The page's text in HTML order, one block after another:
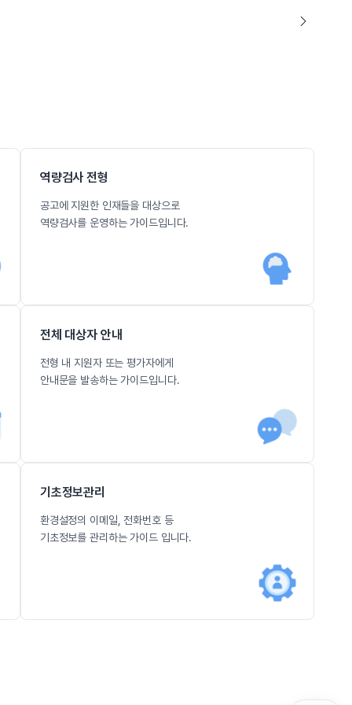
역량검사 전형
공고에 지원한 인재들을 대상으로
역량검사를 운영하는 가이드입니다.
전체 대상자 안내
전형 내 지원자 또는 평가자에게
안내문을 발송하는 가이드입니다.
기초정보관리
환경설정의 이메일, 전화번호 등
기초정보를 관리하는 가이드 입니다.